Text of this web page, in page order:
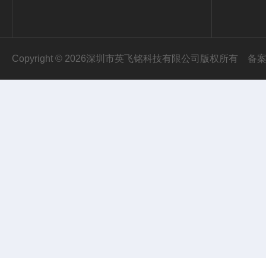
Copyright © 2026深圳市英飞铭科技有限公司版权所有 备